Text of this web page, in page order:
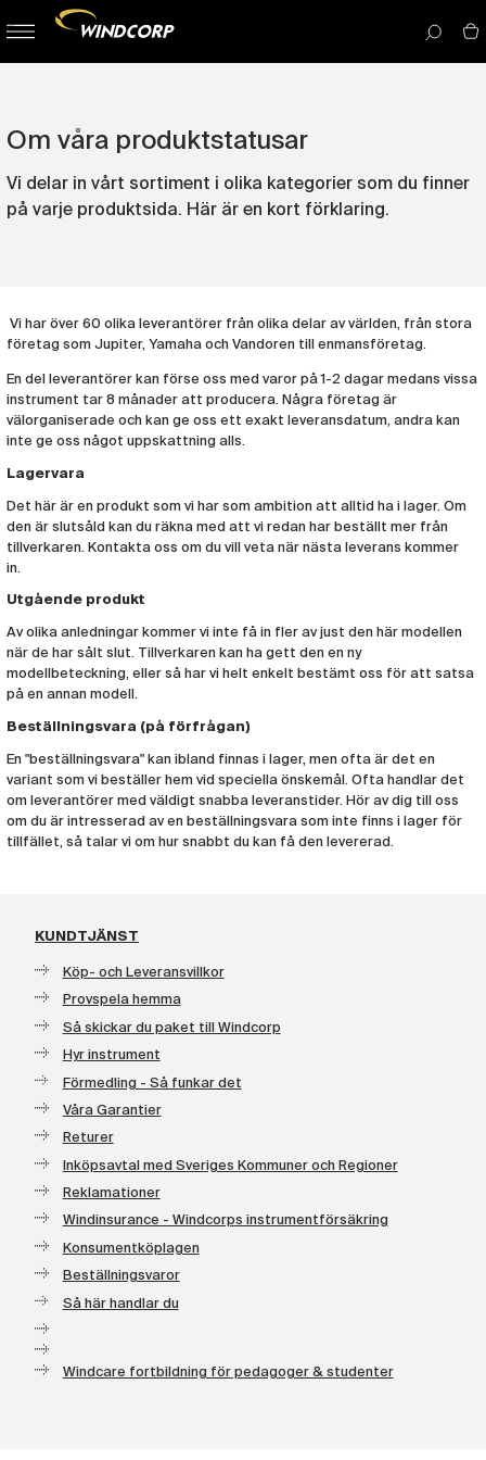
Om våra produktstatusar
Vi delar in vårt sortiment i olika kategorier som du finner
på varje produktsida. Här är en kort förklaring.
Vi har över 60 olika leverantörer från olika delar av världen, från stora
företag som Jupiter, Yamaha och Vandoren till enmansföretag.
En del leverantörer kan förse oss med varor på 1-2 dagar medans vissa
instrument tar 8 månader att producera. Några företag är
välorganiserade och kan ge oss ett exakt leveransdatum, andra kan
inte ge oss något uppskattning alls.
Lagervara
Det här är en produkt som vi har som ambition att alltid ha i lager. Om
den är slutsåld kan du räkna med att vi redan har beställt mer från
tillverkaren. Kontakta oss om du vill veta när nästa leverans kommer
in.
Utgående produkt
Av olika anledningar kommer vi inte få in fler av just den här modellen
när de har sålt slut. Tillverkaren kan ha gett den en ny
modellbeteckning, eller så har vi helt enkelt bestämt oss för att satsa
på en annan modell.
Beställningsvara (på förfrågan)
En "beställningsvara" kan ibland finnas i lager, men ofta är det en
variant som vi beställer hem vid speciella önskemål. Ofta handlar det
om leverantörer med väldigt snabba leveranstider. Hör av dig till oss
om du är intresserad av en beställningsvara som inte finns i lager för
tillfället, så talar vi om hur snabbt du kan få den levererad.
KUNDTJÄNST
Köp- och Leveransvillkor
Provspela hemma
Så skickar du paket till Windcorp
Hyr instrument
Förmedling - Så funkar det
Våra Garantier
Returer
Inköpsavtal med Sveriges Kommuner och Regioner
Reklamationer
Windinsurance - Windcorps instrumentförsäkring
Konsumentköplagen
Beställningsvaror
Så här handlar du
Windcare fortbildning för pedagoger & studenter